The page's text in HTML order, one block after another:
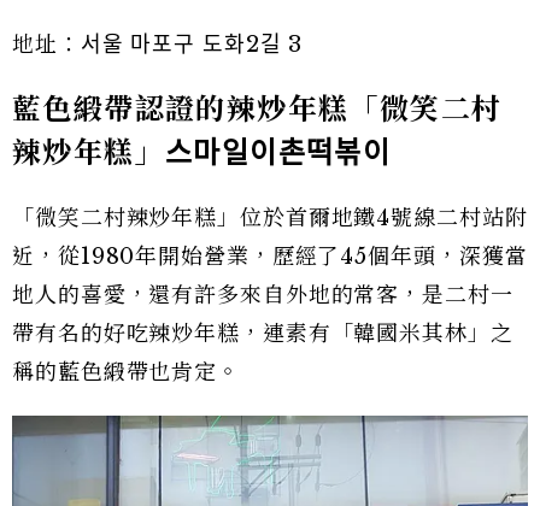
地址：서울 마포구 도화2길 3
藍色緞帶認證的辣炒年糕「微笑二村
辣炒年糕」 스마일이촌떡볶이
「微笑二村辣炒年糕」位於首爾地鐵4號線二村站附
近，從1980年開始營業，歷經了45個年頭，深獲當
地人的喜愛，還有許多來自外地的常客，是二村一
帶有名的好吃辣炒年糕，連素有「韓國米其林」之
稱的藍色緞帶也肯定。